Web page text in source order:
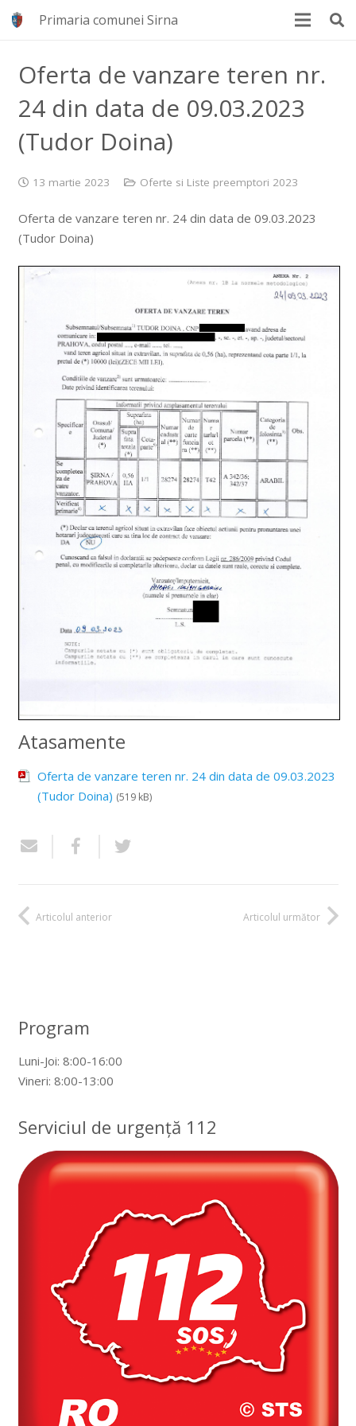
Primaria comunei Sirna
Oferta de vanzare teren nr.
24 din data de 09.03.2023
(Tudor Doina)
13 martie 2023 Oferte si Liste preemptori 2023
Oferta de vanzare teren nr. 24 din data de 09.03.2023
(Tudor Doina)
Atasamente
Oferta de vanzare teren nr. 24 din data de 09.03.2023
(Tudor Doina) (519 kB)
Articolul anterior Articolul următor
Program
Luni-Joi: 8:00-16:00
Vineri: 8:00-13:00
Serviciul de urgență 112